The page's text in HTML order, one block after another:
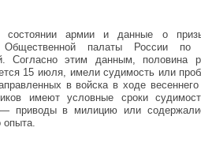
состоянии армии и данные о
палаты России по
Согласно этим данным, половина
15 июля, имели судимость или
в войска в ходе
имеют условные сроки
приводы в милицию или
опыта.